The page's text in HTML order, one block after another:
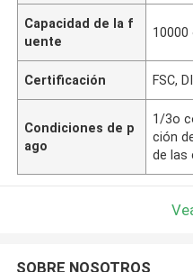
Capacidad de la f
uente
10000
Certificación FSC,
Condiciones de p
ago
1/3o
ción
de las
SOBRE NOSOTROS